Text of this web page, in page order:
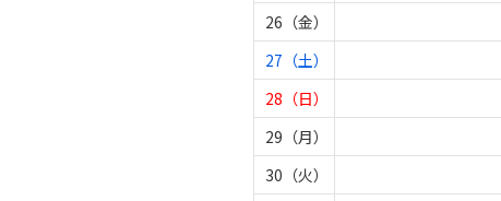
26（金）
27（土）
28（日）
29（月）
30（火）